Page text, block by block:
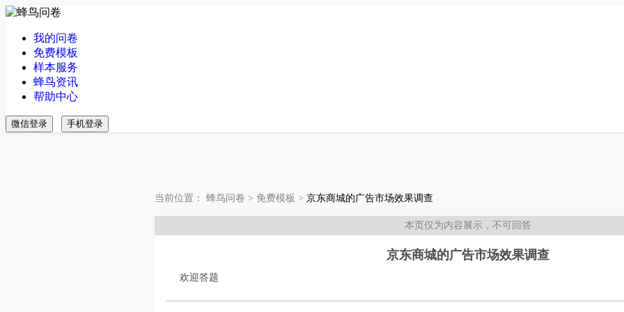
我的问卷
免费模板
样本服务
蜂鸟资讯
帮助中心
微信登录 手机登录
当前位置： 蜂鸟问卷 > 免费模板 > 京东商城的广告市场效果调查
本页仅为内容展示，不可回答
京东商城的广告市场效果调查
欢迎答题